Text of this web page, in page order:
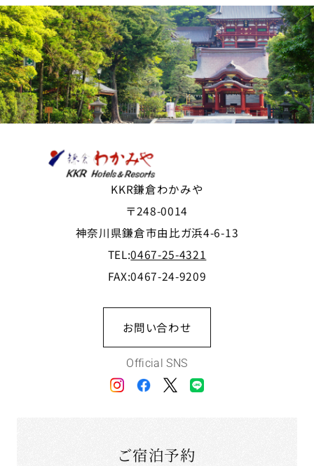
KKR鎌倉わかみや
〒248-0014
神奈川県鎌倉市由比ガ浜4-6-13
TEL:0467-25-4321
FAX:0467-24-9209
お問い合わせ
Official SNS
ご宿泊予約